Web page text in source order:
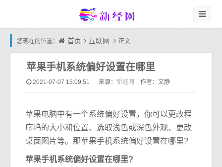
您现在的位置： 首页 互联网 正文
苹果手机系统偏好设置在哪里
2021-07-07 15:09:51 来源： 新经网 作者：文静
苹果电脑中有一个系统偏好设置，你可以更改程
序坞的大小和位置、选取浅色或深色外观、更改
桌面图片等。那苹果手机系统偏好设置在哪里?
苹果手机系统偏好设置在哪里?